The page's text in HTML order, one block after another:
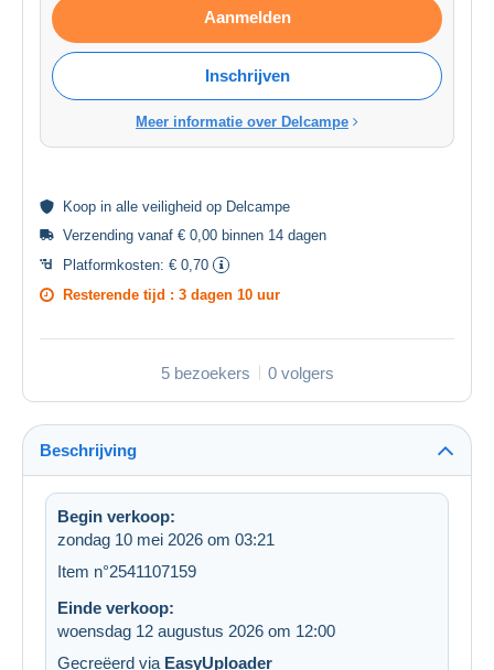
Aanmelden
Inschrijven
Meer informatie over Delcampe
Koop in alle veiligheid op Delcampe
Verzending vanaf € 0,00 binnen 14 dagen
Platformkosten: € 0,70
Resterende tijd : 3 dagen 10 uur
5 bezoekers 0 volgers
Beschrijving
Begin verkoop:
zondag 10 mei 2026 om 03:21
Item n°2541107159
Einde verkoop:
woensdag 12 augustus 2026 om 12:00
Gecreëerd via EasyUploader